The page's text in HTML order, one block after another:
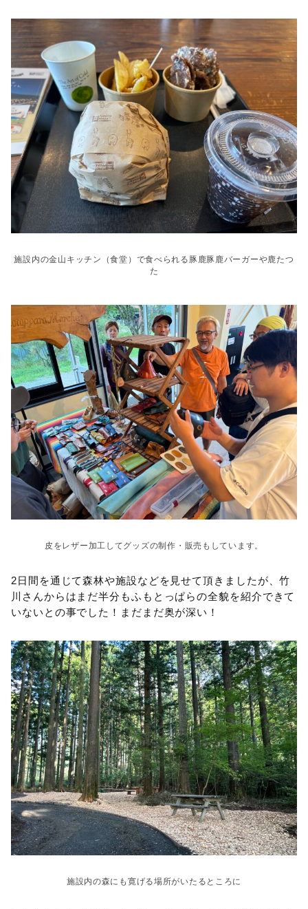
施設内の金山キッチン（食堂）で食べられる豚鹿豚鹿バーガーや鹿たつ
た
皮をレザー加工してグッズの制作・販売もしています。
2日間を通じて森林や施設などを見せて頂きましたが、竹
川さんからはまだ半分もふもとっぱらの全貌を紹介できて
いないとの事でした！まだまだ奥が深い！
施設内の森にも寛げる場所がいたるところに